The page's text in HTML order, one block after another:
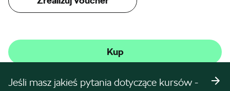
Kup
Jeśli masz jakieś pytania dotyczące kursów -